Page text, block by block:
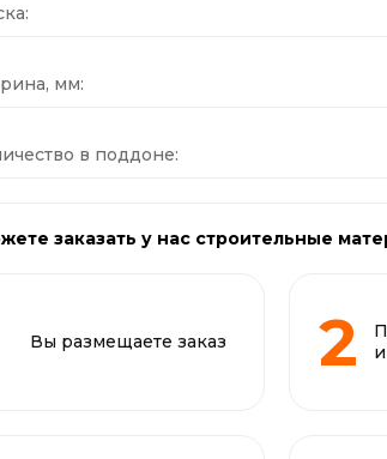
мм:
в поддоне:
заказать у нас строительные
Вы размещаете заказ